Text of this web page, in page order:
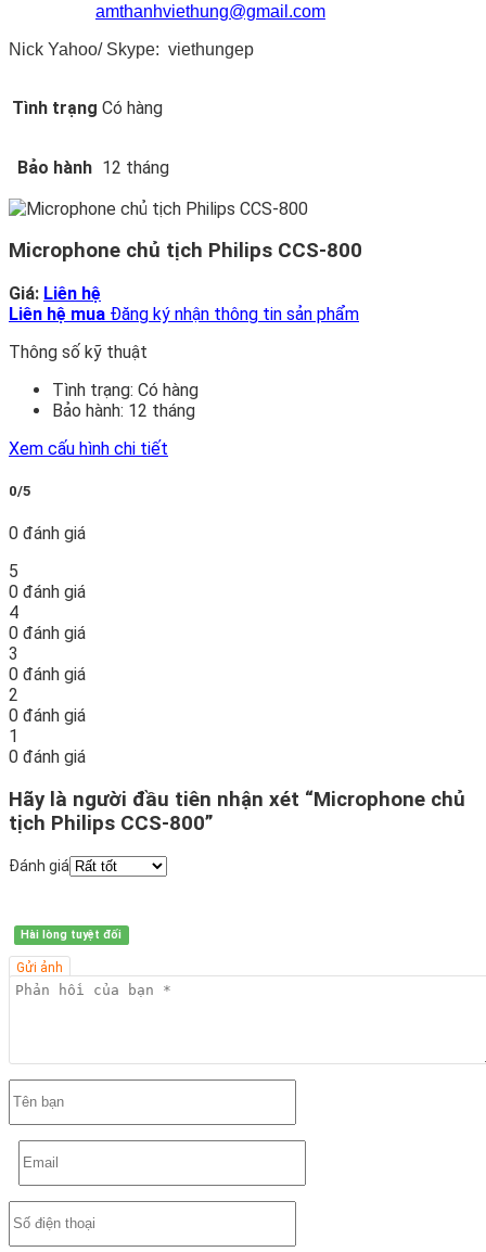
amthanhviethung@gmail.com
Nick Yahoo/ Skype: viethungep
Tình trạng Có hàng
Bảo hành 12 tháng
Microphone chủ tịch Philips CCS-800
Giá: Liên hệ
Liên hệ mua Đăng ký nhận thông tin sản phẩm
Thông số kỹ thuật
Tình trạng: Có hàng
Bảo hành: 12 tháng
Xem cấu hình chi tiết
0/5
0 đánh giá
5
0 đánh giá
4
0 đánh giá
3
0 đánh giá
2
0 đánh giá
1
0 đánh giá
Hãy là người đầu tiên nhận xét “Microphone chủ
tịch Philips CCS-800”
Đánh giá
Hài lòng tuyệt đối
Gửi ảnh